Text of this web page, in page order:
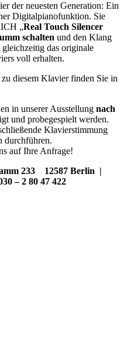
der neuesten Generation: Ein
Digitalpianofunktion. Sie
„Real Touch Silencer
schalten und den Klang
das originale
voll erhalten.
diesem Klavier finden Sie in
in unserer Ausstellung nach
und probegespielt werden.
Klavierstimmung
durchführen.
auf Ihre Anfrage!
233 12587 Berlin |
– 2 80 47 422